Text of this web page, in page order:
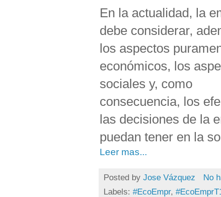
En la actualidad, la
debe considerar,
los aspectos
económicos, los
sociales y, como
consecuencia, los
las decisiones de la
puedan tener en la
Leer mas...
Posted by Jose Vázquez
No
Labels: #EcoEmpr,